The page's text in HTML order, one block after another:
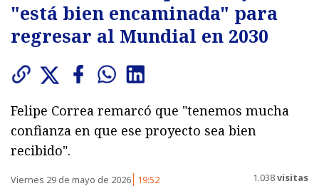
"está bien encaminada" para
regresar al Mundial en 2030
Felipe Correa remarcó que "tenemos mucha
confianza en que ese proyecto sea bien
recibido".
Viernes 29 de mayo de 2026 19:52 1.038visitas